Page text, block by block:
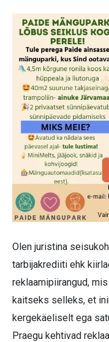
Olen juristina
tarbijakrediiti ehk
reklaamipiirangud,
kaitseks selleks, et
kergekäeliselt ega
Praegu kehtivad